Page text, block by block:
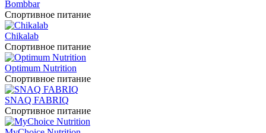
Bombbar
Спортивное питание
Chikalab
Спортивное питание
Optimum Nutrition
Спортивное питание
SNAQ FABRIQ
Спортивное питание